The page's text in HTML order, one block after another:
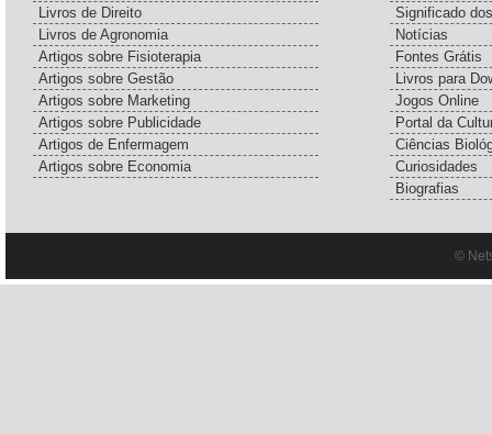
Livros de Direito
Livros de Agronomia
Artigos sobre Fisioterapia
Artigos sobre Gestão
Artigos sobre Marketing
Artigos sobre Publicidade
Artigos de Enfermagem
Artigos sobre Economia
Significado
Notícias
Fontes Grátis
Livros para
Jogos Online
Portal da
Ciências
Curiosidades
Biografias
©